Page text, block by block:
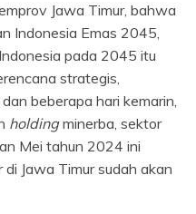
Jawa Timur, bahwa
Indonesia Emas 2045,
pada 2045 itu
strategis,
beberapa hari kemarin,
holdingminerba, sektor
Mei tahun 2024 ini
Jawa Timur sudah akan